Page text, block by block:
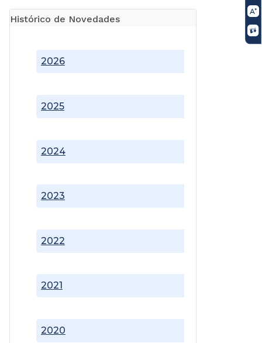
Histórico de Novedades
2020
2021
2022
2023
2024
2025
2026